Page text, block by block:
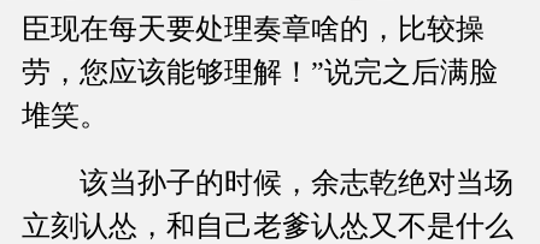
臣现在每天要处理奏章啥的，比较操
劳，您应该能够理解！”说完之后满脸
堆笑。
该当孙子的时候，余志乾绝对当场
立刻认怂，和自己老爹认怂又不是什么